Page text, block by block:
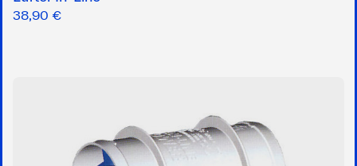
38,90 €